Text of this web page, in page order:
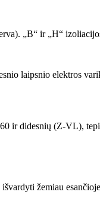
„B“ ir „H“
laipsnio elektros
ir didesnių (Z-VL),
žemiau